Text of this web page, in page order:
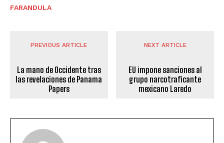
FARANDULA
PREVIOUS ARTICLE
La mano de Occidente tras
las revelaciones de Panama
Papers
NEXT ARTICLE
EU impone sanciones al
grupo narcotraficante
mexicano Laredo